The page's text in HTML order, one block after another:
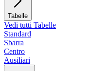
Tabelle
Vedi tutti Tabelle
Standard
Sbarra
Centro
Ausiliari